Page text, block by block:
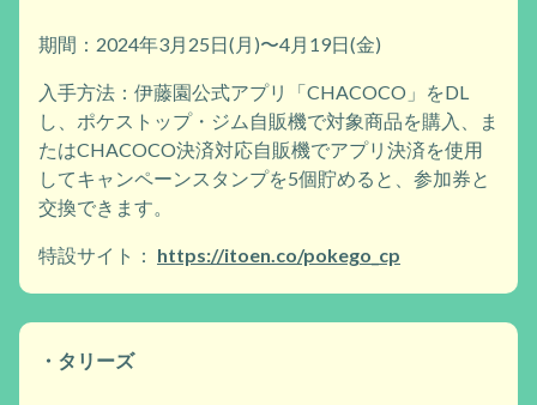
期間：2024年3月25日(月)〜4月19日(金)
入手方法：伊藤園公式アプリ「CHACOCO」をDL
し、ポケストップ・ジム自販機で対象商品を購入、ま
たはCHACOCO決済対応自販機でアプリ決済を使用
してキャンペーンスタンプを5個貯めると、参加券と
交換できます。
特設サイト： https://itoen.co/pokego_cp
・タリーズ